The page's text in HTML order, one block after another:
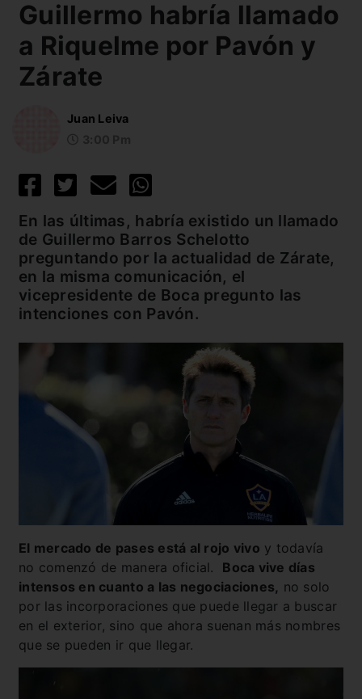
Guillermo habría llamado
a Riquelme por Pavón y
Zárate
Juan Leiva
En las últimas, habría existido un llamado
de Guillermo Barros Schelotto
preguntando por la actualidad de Zárate,
en la misma comunicación, el
vicepresidente de Boca pregunto las
intenciones con Pavón.
El mercado de pases está al rojo vivo y todavía
no comenzó de manera oficial. Boca vive días
intensos en cuanto a las negociaciones, no solo
por las incorporaciones que puede llegar a buscar
en el exterior, sino que ahora suenan más nombres
que se pueden ir que llegar.